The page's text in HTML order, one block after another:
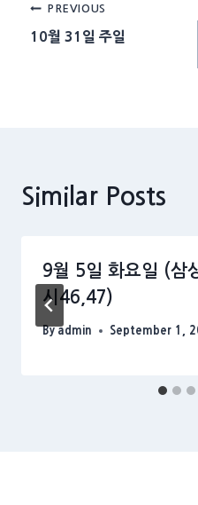
Post
navigation
PREVIOUS
10월 31일 주일
Similar Posts
9월 5일 화요일 (삼
시46,47)
By admin September 1,